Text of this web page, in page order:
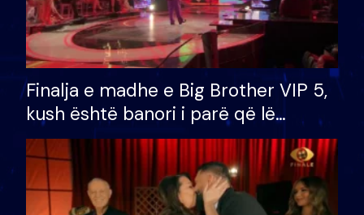
Finalja e madhe e Big Brother VIP 5,
kush është banori i parë që lë
shtëpinë dhe humb mundësinë për
të fituar çmimin e madh